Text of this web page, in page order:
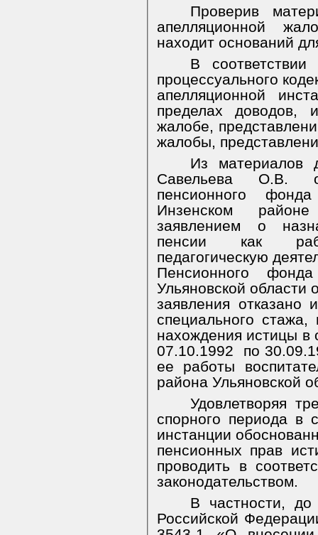
Проверив
апелляционной
находит оснований
В
процессуального
апелляционной
пределах доводов,
жалобе,
жалобы,
Из материалов
Савельева О.В.
пенсионного
Инзенском
заявлением о
пенсии как
педагогическую
Пенсионного
Ульяновской области
заявления отказано
специального
нахождения истицы в
07.10.1992
по
ее работы
района Ульяновской
Удовлетворяя
спорного периода в
инстанции
пенсионных прав
проводить в
законодательством.
В частности,
Российской